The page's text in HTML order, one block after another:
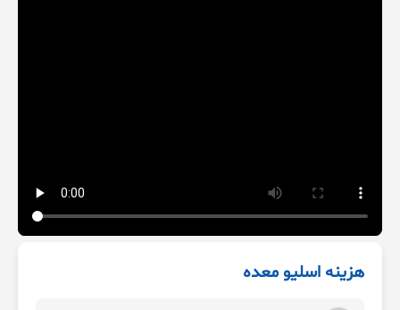
هزینه اسلیو معده